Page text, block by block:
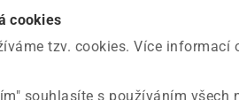
cookies
tzv. cookies. Více
souhlasíte s používáním všech